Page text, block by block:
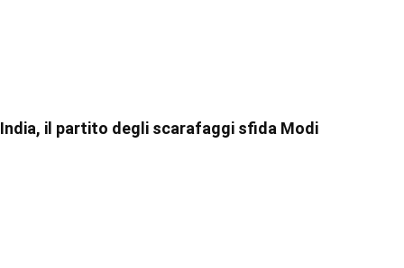
India, il partito degli scarafaggi sfida Modi